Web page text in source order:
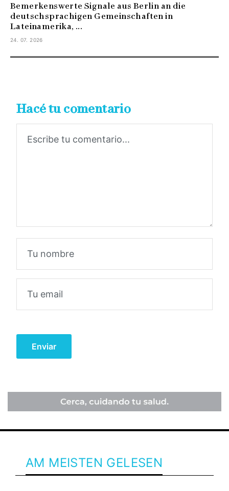
Bemerkenswerte Signale aus Berlin an die
deutschsprachigen Gemeinschaften in
Lateinamerika, ...
24. 07. 2026
Hacé tu comentario
AM MEISTEN GELESEN